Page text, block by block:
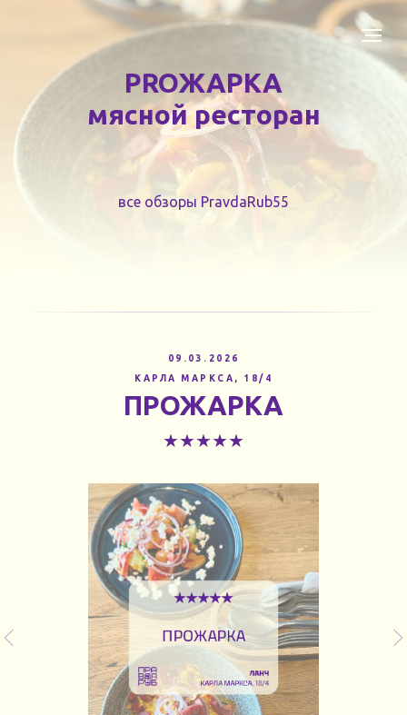
PROЖАРКА
мясной ресторан
все обзоры PravdaRub55
09.03.2026
КАРЛА МАРКСА, 18/4
ПРОЖАРКА
★★★★★